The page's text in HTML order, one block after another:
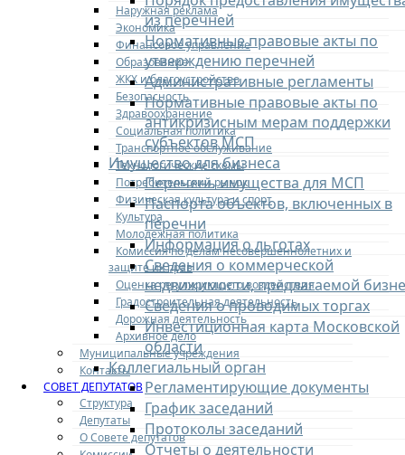
Наружная реклама
Экономика
Финансовое управление
Образование
ЖКХ и благоустройство
Безопасность
Здравоохранение
Социальная политика
Транспортное обслуживание
Технологические схемы
Потребительский рынок
Физическая культура и спорт
Культура
Молодежная политика
Комиссия по делам несовершеннолетних и
защите их прав
Оценка регулирующего воздействия
Градостроительная деятельность
Дорожная деятельность
Архивное дело
Муниципальные учреждения
Контакты
СОВЕТ ДЕПУТАТОВ
Структура
Депутаты
О Совете депутатов
из перечней
Нормативные правовые акты по
утверждению перечней
Административные регламенты
Нормативные правовые акты по
антикризисным мерам поддержки
субъектов МСП
Имущество для бизнеса
Перечень имущества для МСП
Паспорта объектов, включенных в
перечни
Информация о льготах
Сведения о коммерческой
недвижимости, предлагаемой
Сведения о проводимых торгах
Инвестиционная карта Московской
области
Коллегиальный орган
Регламентирующие документы
График заседаний
Протоколы заседаний
Отчеты о деятельности